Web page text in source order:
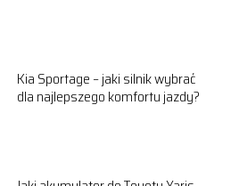
Kia Sportage – jaki silnik wybrać
dla najlepszego komfortu jazdy?